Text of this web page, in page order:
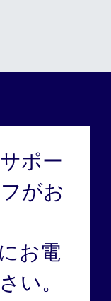
ポー
がお
お電
い。